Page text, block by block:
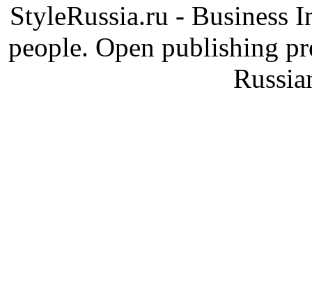
StyleRussia.ru - Business
people. Open publishing